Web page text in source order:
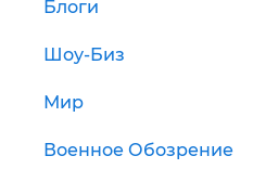
Блоги
Шоу-Биз
Мир
Военное Обозрение